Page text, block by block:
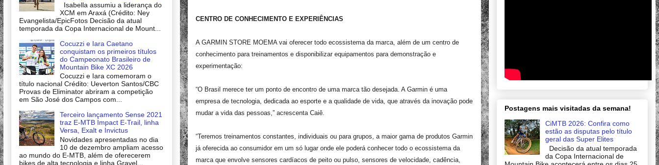
CENTRO DE CONHECIMENTO E EXPERIÊNCIAS
A GARMIN STORE MOEMA vai oferecer todo ecossistema da marca, além de um centro de
conhecimento para treinamentos e disponibilizar equipamentos para demonstração e
experimentação:
“O Brasil merece ter um ponto de encontro de uma marca tão desejada. A Garmin é uma
empresa de tecnologia, dedicada ao esporte e a qualidade de vida, que através da inovação pode
mudar a vida das pessoas,” acrescenta Caiê.
“Teremos treinamentos constantes, individuais ou para grupos, a maior gama de produtos Garmin
já oferecida ao consumidor em um só lugar onde ele poderá conhecer todo o ecossistema da
marca que envolve sensores cardíacos de peito ou pulso, sensores de velocidade, cadência,
Isabella assumiu a liderança do
XCM em Araxá (Crédito: Ney
Evangelista/EpicFotos Decisão da atual
temporada da Copa Internacional de Mount...
Cocuzzi e Iara Caetano
conquistam os primeiros títulos
do Campeonato Brasileiro de
Mountain Bike XC 2026
Cocuzzi e Iara comemoram o
título nacional Crédito: Ueverton Santos/CBC
Provas de Eliminator abriram a competição
em São José dos Campos com...
Terceiro lançamento Sense 2021
traz E-MTB Impact E-Trail, linha
Versa, Exalt e Invictus
Novidades apresentadas no dia
10 de dezembro ampliam acesso
ao mundo do E-MTB, além de oferecerem
bikes de alta tecnologia e linha Gravel...
Postagens mais visitadas da semana!
CiMTB 2026: Confira como
estão as disputas pelo título
geral das Super Elites
Decisão da atual temporada
da Copa Internacional de